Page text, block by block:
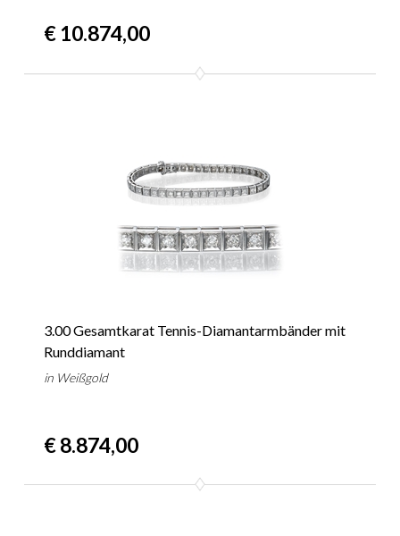
€ 10.874,00
3.00 Gesamtkarat Tennis-Diamantarmbänder mit
Runddiamant
in Weißgold
€ 8.874,00